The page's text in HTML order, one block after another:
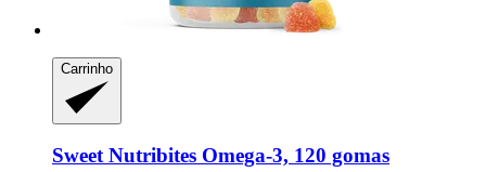
Carrinho
Sweet Nutribites Omega-​3, 120 gomas